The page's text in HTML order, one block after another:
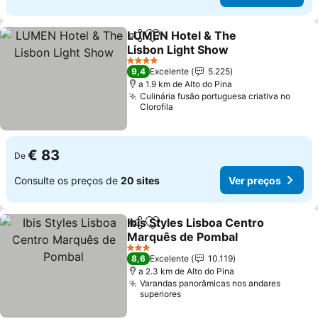
PartilharAdicionar aos favoritos
LUMEN Hotel & The
Lisbon Light Show
4 Estrelas
9,4 Excelente
5.225
a 1.9 km de Alto do Pina
Culinária fusão portuguesa criativa no
Clorofila
De € 83
Consulte os preços de 20 sites Ver preços
PartilharAdicionar aos favoritos
Ibis Styles Lisboa Centro
Marquês de Pombal
3 Estrelas
8,6 Excelente
10.119
a 2.3 km de Alto do Pina
Varandas panorâmicas nos andares
superiores